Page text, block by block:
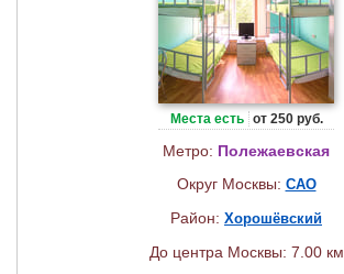
Места есть от 250 руб.
Метро: Полежаевская
Округ Москвы: САО
Район: Хорошёвский
До центра Москвы: 7.00 км